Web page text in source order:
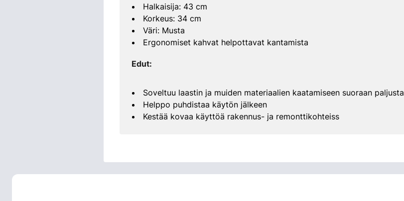
Halkaisija: 43 cm
Korkeus: 34 cm
Väri: Musta
Ergonomiset kahvat helpottavat kantamista
Edut:
Soveltuu laastin ja muiden materiaalien kaatamiseen suoraan paljusta
Helppo puhdistaa käytön jälkeen
Kestää kovaa käyttöä rakennus- ja remonttikohteiss